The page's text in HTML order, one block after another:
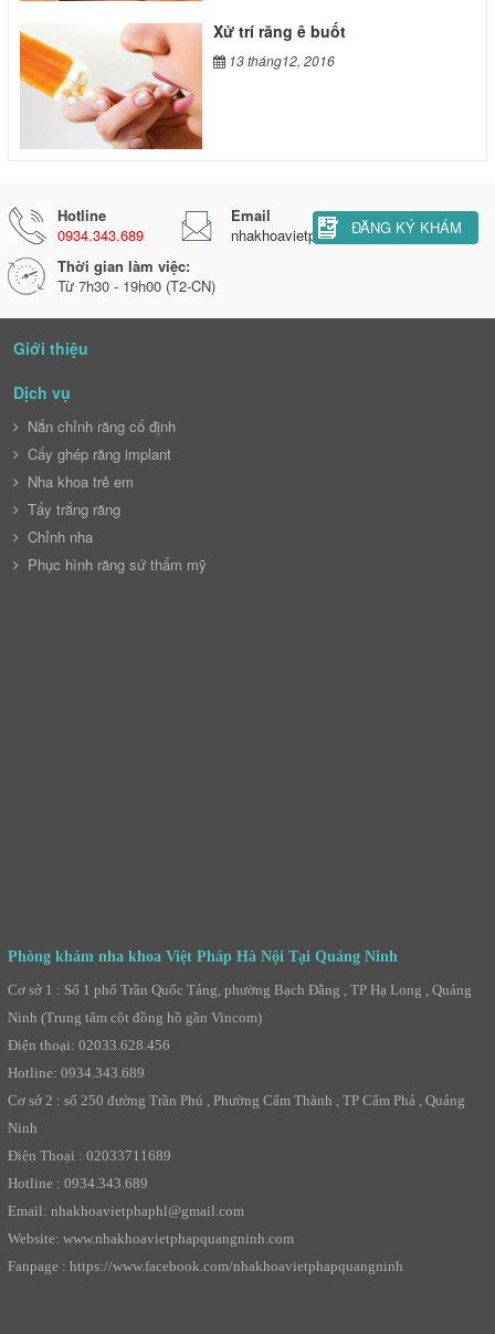
Xử trí răng ê buốt
13 tháng12, 2016
Hotline
0934.343.689
Email
nhakhoavietphaphl@gmail.com
Thời gian làm việc:
Từ 7h30 - 19h00 (T2-CN)
ĐĂNG KÝ KHÁM
Giới thiệu
Dịch vụ
Nắn chỉnh răng cố định
Cấy ghép răng implant
Nha khoa trẻ em
Tẩy trắng răng
Chỉnh nha
Phục hình răng sứ thẩm mỹ
Phòng khám nha khoa Việt Pháp Hà Nội Tại Quảng Ninh
Cơ sở 1 : Số 1 phố Trần Quốc Tảng, phường Bạch Đằng , TP Hạ Long , Quảng
Ninh (Trung tâm cột đồng hồ gần Vincom)
Điện thoại: 02033.628.456
Hotline: 0934.343.689
Cơ sở 2 : số 250 đường Trần Phú , Phường Cẩm Thành , TP Cẩm Phả , Quảng
Ninh
Điện Thoại : 02033711689
Hotline : 0934.343.689
Email: nhakhoavietphaphl@gmail.com
Website: www.nhakhoavietphapquangninh.com
Fanpage : https://www.facebook.com/nhakhoavietphapquangninh